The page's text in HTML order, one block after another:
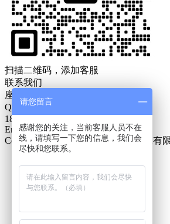
扫描二维码，添加客服
联系我们
座机：186-5323-9721
Q Q：18653239721
186-5323-9721
Email:18653239721@163.com
Copyright © 2002-2020 青岛岩康塑业有
请您留言
感谢您的关注，当前客服人员不在
线，请填写一下您的信息，我们会
尽快和您联系。